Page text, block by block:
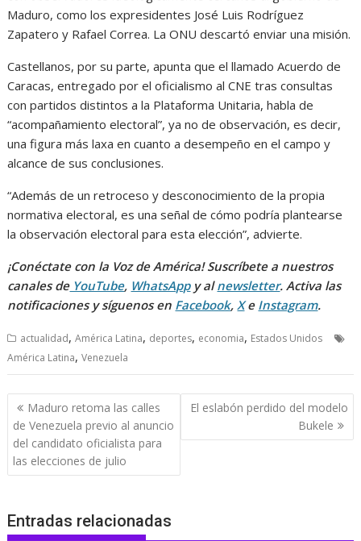
Maduro, como los expresidentes José Luis Rodríguez
Zapatero y Rafael Correa. La ONU descartó enviar una misión.
Castellanos, por su parte, apunta que el llamado Acuerdo de
Caracas, entregado por el oficialismo al CNE tras consultas
con partidos distintos a la Plataforma Unitaria, habla de
“acompañamiento electoral”, ya no de observación, es decir,
una figura más laxa en cuanto a desempeño en el campo y
alcance de sus conclusiones.
“Además de un retroceso y desconocimiento de la propia
normativa electoral, es una señal de cómo podría plantearse
la observación electoral para esta elección”, advierte.
¡Conéctate con la Voz de América! Suscríbete a nuestros
canales deYouTube, WhatsAppy alnewsletter. Activa las
notificaciones y síguenos en Facebook,Xe Instagram.
actualidad,América Latina, deportes, economia, Estados Unidos
América Latina,Venezuela
Navegación
de
entradas
Maduro retoma las calles
de Venezuela previo al anuncio
del candidato oficialista para
las elecciones de julio
El eslabón perdido del modelo
Bukele
Entradas relacionadas